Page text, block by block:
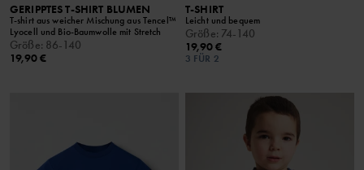
GERIPPTES T-SHIRT BLUMEN
T-shirt aus weicher Mischung aus Tencel™
Lyocell und Bio-Baumwolle mit Stretch
Größe: 86-140
19,90 €
T-SHIRT
Leicht und bequem
Größe: 74-140
19,90 €
3 FÜR 2